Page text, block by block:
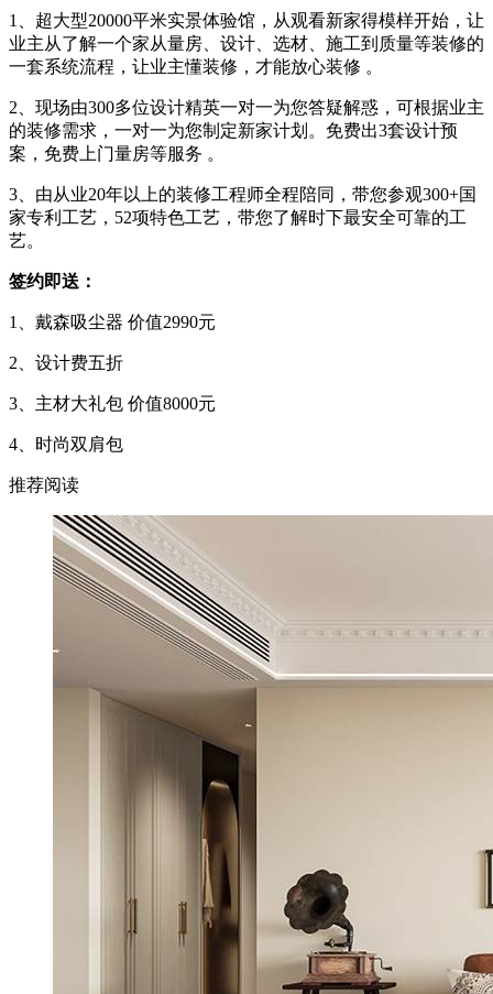
1、超大型20000平米实景体验馆，从观看新家得模样开始，让
业主从了解一个家从量房、设计、选材、施工到质量等装修的
一套系统流程，让业主懂装修，才能放心装修 。
2、现场由300多位设计精英一对一为您答疑解惑，可根据业主
的装修需求，一对一为您制定新家计划。免费出3套设计预
案，免费上门量房等服务 。
3、 由从业20年以上的装修工程师全程陪同 ，带您参观300+国
家专利工艺，52项特色工艺，带您了解时下最安全可靠的工
艺。
签约即送：
1、 戴森吸尘器 价值2990元
2、 设计费五折
3、 主材大礼包 价值8000元
4、时尚双肩包
推荐阅读